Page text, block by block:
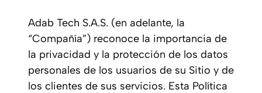
Adab Tech S.A.S. (en adelante, la
“Compañía”) reconoce la importancia de
la privacidad y la protección de los datos
personales de los usuarios de su Sitio y de
los clientes de sus servicios. Esta Política